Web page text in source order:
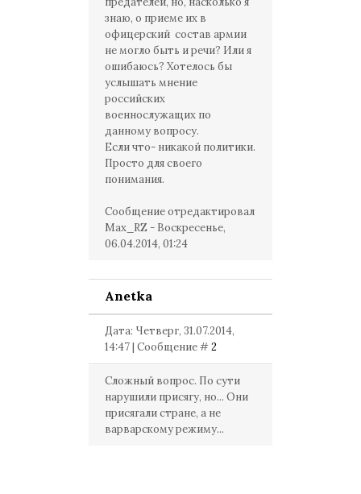
знаю, о приеме их в
офицерский состав армии
не могло быть и речи? Или я
ошибаюсь? Хотелось бы
услышать мнение
российских
военнослужащих по
данному вопросу.
Если что- никакой политики.
Просто для своего
понимания.
Сообщение отредактировал
Max_RZ - Воскресенье,
06.04.2014, 01:24
Anetka
Дата: Четверг, 31.07.2014,
14:47 | Сообщение #2
Сложный вопрос. По сути
нарушили присягу, но... Они
присягали стране, а не
варварскому режиму...